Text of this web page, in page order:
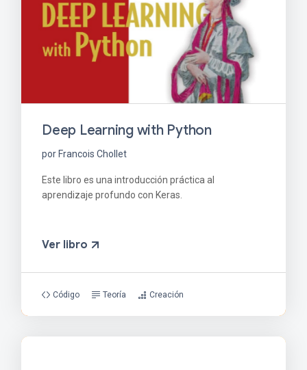
Deep Learning with Python
por Francois Chollet
Este libro es una introducción práctica al
aprendizaje profundo con Keras.
Ver libro
Código Teoría Creación